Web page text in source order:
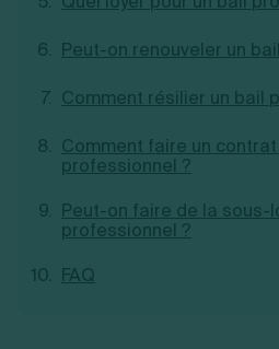
Je suis autonome
Je souhaite être accompagné
Découvrez notre cabinet
comptable LS Compta
Création de SASU
Création de SAS
Création de SCI
Création d'association
Aides à la création d’entreprise
Ouverture compte pro
Fermeture d’une entreprise
Peut-on renouveler un
Comment résilier un bail
Comment faire un
professionnel ?
Peut-on faire de la sous-
professionnel ?
FAQ